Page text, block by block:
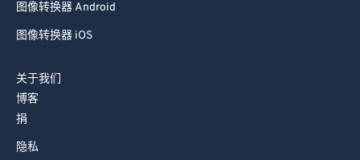
图像转换器 Android
图像转换器 iOS
关于我们
博客
捐
隐私